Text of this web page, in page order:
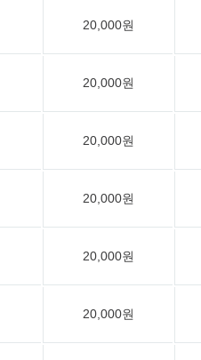
20,000원
20,000원
20,000원
20,000원
20,000원
20,000원